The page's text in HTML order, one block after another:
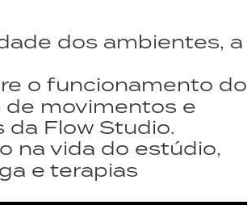
dos ambientes, a
o funcionamento do
movimentos e
Flow Studio.
na vida do estúdio,
e terapias